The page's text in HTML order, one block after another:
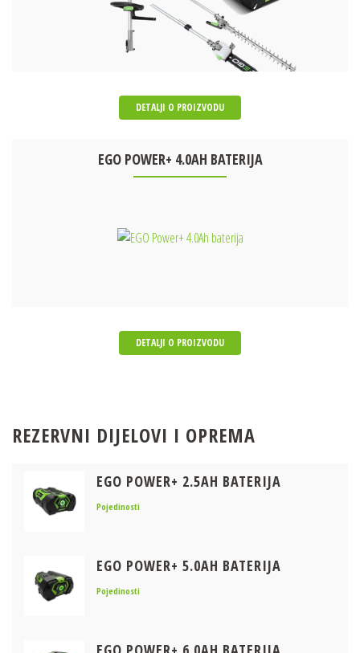
DETALJI O PROIZVODU
EGO POWER+ 4.0AH BATERIJA
DETALJI O PROIZVODU
REZERVNI DIJELOVI I OPREMA
EGO POWER+ 2.5AH BATERIJA
Pojedinosti
EGO POWER+ 5.0AH BATERIJA
Pojedinosti